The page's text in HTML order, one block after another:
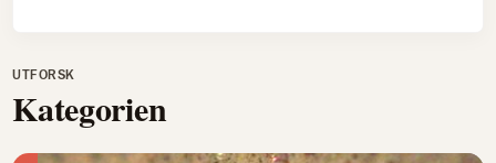
UTFORSK
Kategorien